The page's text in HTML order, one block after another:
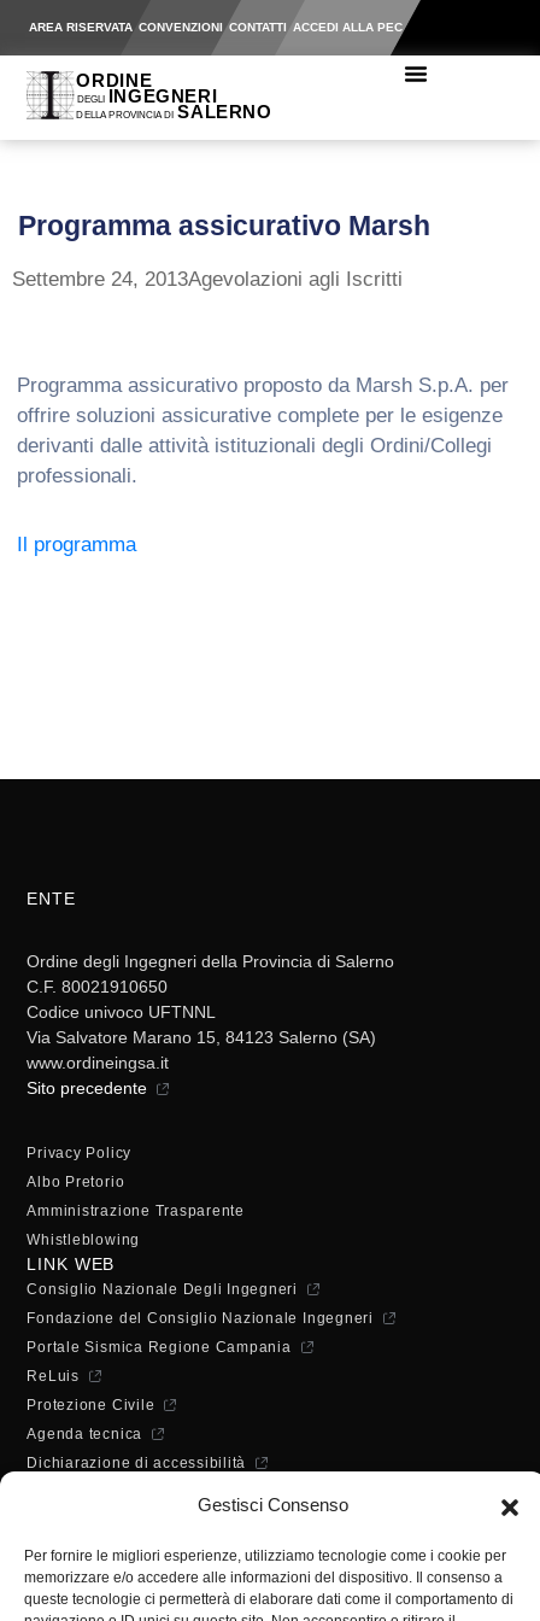
Gestisci Consenso
Per fornire le migliori esperienze, utilizziamo tecnologie come i cookie per
memorizzare e/o accedere alle informazioni del dispositivo. Il consenso a
queste tecnologie ci permetterà di elaborare dati come il comportamento di
AREA RISERVATA CONVENZIONI CONTATTI ACCEDI ALLA PEC
Programma assicurativo Marsh
Settembre 24, 2013Agevolazioni agli Iscritti
Programma assicurativo proposto da Marsh S.p.A. per
offrire soluzioni assicurative complete per le esigenze
derivanti dalle attività istituzionali degli Ordini/Collegi
professionali.
Il programma
ENTE
Ordine degli Ingegneri della Provincia di Salerno
C.F. 80021910650
Codice univoco UFTNNL
Via Salvatore Marano 15, 84123 Salerno (SA)
www.ordineingsa.it
Sito precedente
Privacy Policy
Albo Pretorio
Amministrazione Trasparente
Whistleblowing
LINK WEB
Consiglio Nazionale Degli Ingegneri
Fondazione del Consiglio Nazionale Ingegneri
Portale Sismica Regione Campania
ReLuis
Protezione Civile
Agenda tecnica
Dichiarazione di accessibilità
Lunedì - Mercoledì - Venerdì:
Martedì - Giovedì:
10:00 - 12:00 / 14:30 - 16:30